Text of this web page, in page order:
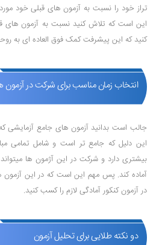
تراز خود را نسبت به آزمون های قبلی خود
این است که تلاش کنید نسبت به آزمون های
کنید که این پیشرفت کمک فوق العاده ای به
انتخاب زمان مناسب برای شرکت در آزمون
جالب است بدانید آزمون های جامع آزمایشی
این دلیل که جامع تر است و شامل تمامی
بیشتری دارد و شرکت در این آژمون ها
آماده کند. پس مهم این است که در این
در آزمون کنکور آمادگی لازم را کسب کنید.
دو نکته طلایی برای تحلیل آزمون